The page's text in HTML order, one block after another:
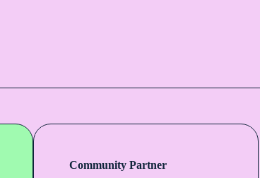
Community Partner